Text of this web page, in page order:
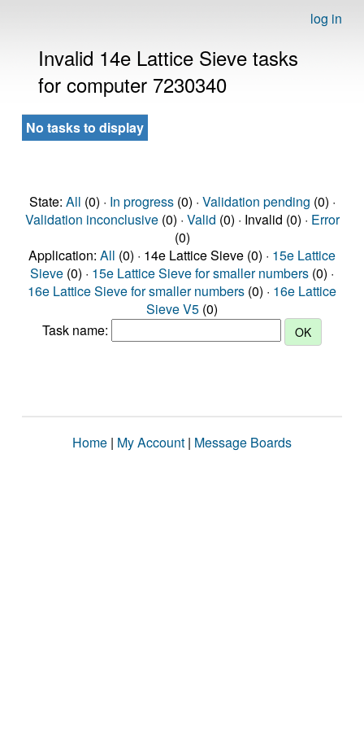
log in
Invalid 14e Lattice Sieve tasks
for computer 7230340
No tasks to display
State: All (0) · In progress(0) · Validation pending (0) ·
Validation inconclusive(0) · Valid (0) · Invalid (0) · Error
(0)
Application: All (0) · 14e Lattice Sieve (0) · 15e Lattice
Sieve (0) · 15e Lattice Sieve for smaller numbers (0) ·
16e Lattice Sieve for smaller numbers (0) · 16e Lattice
Sieve V5 (0)
Task name:
Home | My Account | Message Boards